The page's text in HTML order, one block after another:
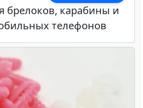
брелоков, карабины и
телефонов